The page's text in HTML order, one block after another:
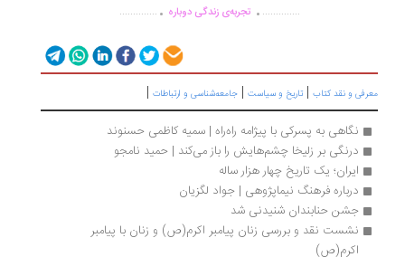
.............. تجربه‌ی زندگی دوباره ..............
معرفی و نقد کتاب | تاریخ و سیاست | جامعه‌شناسی و ارتباطات |
نگاهی به پسرکی با پیژامه راه‌راه | سمیه کاظمی حسنوند
درنگی بر زلیخا چشم‌هایش را باز می‌کند | حمید نامجو
ایران؛ یک تاریخ چهار هزار ساله
درباره فرهنگ نیماپژوهی | جواد لگزیان
جشن حنابندان شنیدنی شد
اکرم(ص)